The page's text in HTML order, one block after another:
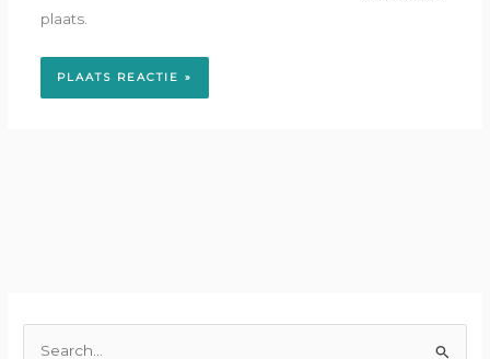
plaats.